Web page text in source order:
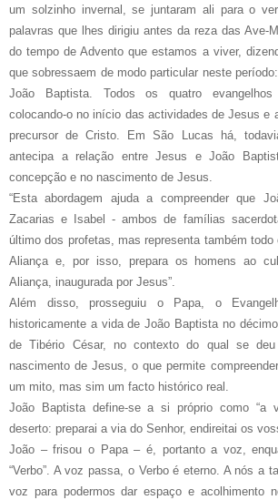
um solzinho invernal, se juntaram ali para o
palavras que lhes dirigiu antes da reza das Ave-
do tempo de Advento que estamos a viver,
que sobressaem de modo particular neste
João Baptista. Todos os quatro
colocando-o no início das actividades de Jesus e
precursor de Cristo. Em São Lucas há,
antecipa a relação entre Jesus e João
concepção e no nascimento de Jesus.
“Esta abordagem ajuda a compreender que
Zacarias e Isabel - ambos de famílias
último dos profetas, mas representa também
Aliança e, por isso, prepara os homens ao
Aliança, inaugurada por Jesus”.
Além disso, prosseguiu o Papa, o
historicamente a vida de João Baptista no
de Tibério César, no contexto do qual se
nascimento de Jesus, o que permite
um mito, mas sim um facto histórico real.
João Baptista define-se a si próprio como “a
deserto: preparai a via do Senhor, endireitai os
João – frisou o Papa – é, portanto a voz,
“Verbo”. A voz passa, o Verbo é eterno. A nós a
voz para podermos dar espaço e acolhimento